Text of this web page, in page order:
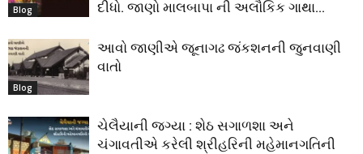
Blog
દીધો. જાણો માલબાપા ની અલૌકિક ગાથા…
Blog
આવો જાણીએ જૂનાગઢ જંકશનની જુનવાણી
વાતો
ચેલૈયાની જગ્યા : શેઠ સગાળશા અને
ચંગાવતીએ કરેલી શ્રીહરિની મહેમાનગતિની